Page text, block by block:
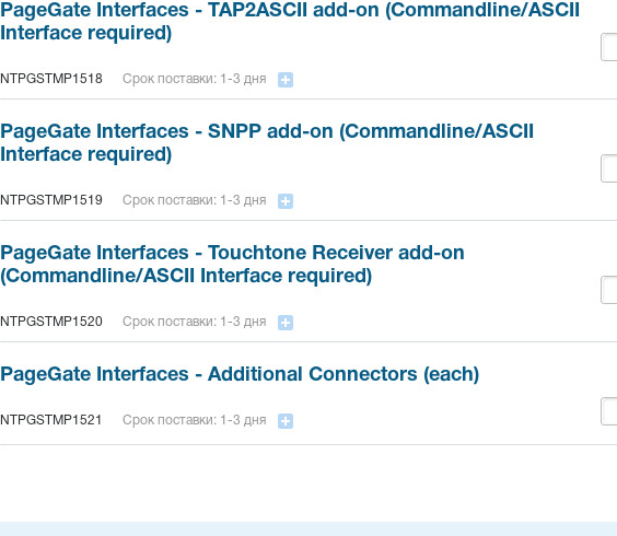
PageGate Interfaces - TAP2ASCII add-on (Commandline/ASCII
Interface required)
NTPGSTMP1518 Срок поставки: 1-3 дня
PageGate Interfaces - SNPP add-on (Commandline/ASCII
Interface required)
NTPGSTMP1519 Срок поставки: 1-3 дня
PageGate Interfaces - Touchtone Receiver add-on
(Commandline/ASCII Interface required)
NTPGSTMP1520 Срок поставки: 1-3 дня
PageGate Interfaces - Additional Connectors (each)
NTPGSTMP1521 Срок поставки: 1-3 дня